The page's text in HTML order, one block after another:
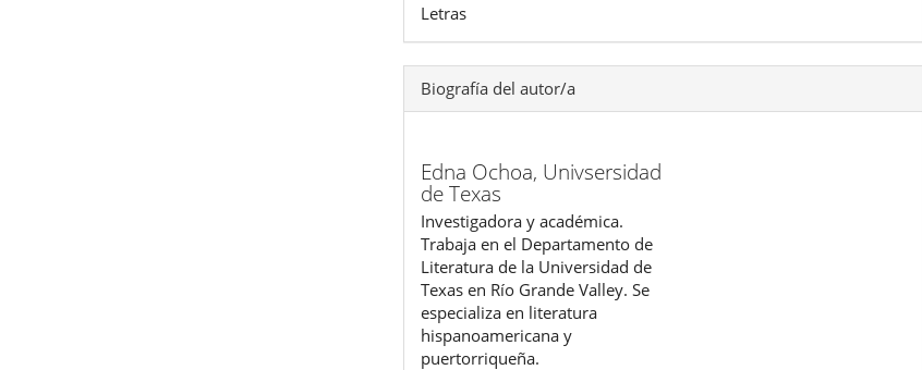
Letras
Biografía del autor/a
Edna Ochoa, Univsersidad
de Texas
Investigadora y académica.
Trabaja en el Departamento de
Literatura de la Universidad de
Texas en Río Grande Valley. Se
especializa en literatura
hispanoamericana y
puertorriqueña.